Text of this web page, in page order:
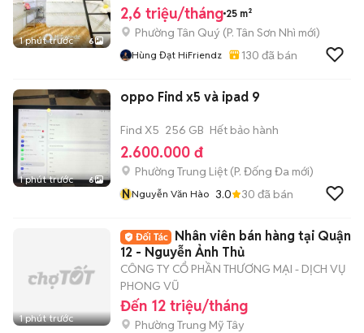
1 phút trước 6
2,6 triệu/tháng 25 m²
Phường Tân Quý (P. Tân Sơn Nhì mới)
Hùng Đạt HiFriendz 130 đã bán
1 phút trước 6
oppo Find x5 và ipad 9
Find X5 256 GB Hết bảo hành
2.600.000 đ
Phường Trung Liệt (P. Đống Đa mới)
NNguyễn Văn Hào 3.0 30 đã bán
1 phút trước
Nhân viên bán hàng tại Quận
12 - Nguyễn Ảnh Thủ
CÔNG TY CỔ PHẦN THƯƠNG MẠI - DỊCH VỤ
PHONG VŨ
Đến 12 triệu/tháng
Phường Trung Mỹ Tây